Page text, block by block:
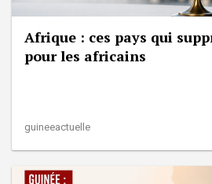
Afrique : ces pays qui
pour les africains
guineeactuelle